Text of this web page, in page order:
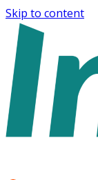
Skip to content